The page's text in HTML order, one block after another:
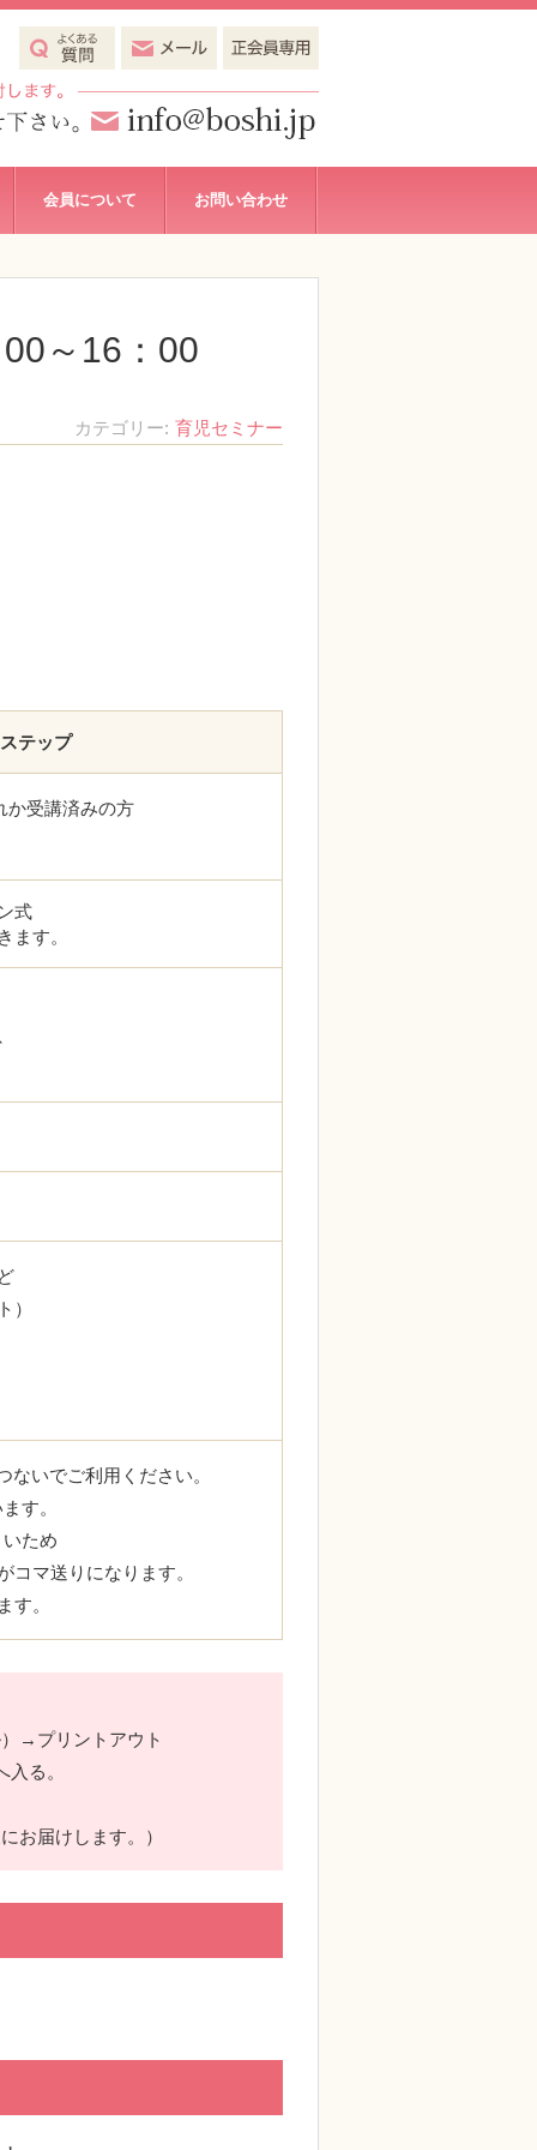
会員について お問い合わせ
～16：00
カテゴリー 育児セミナー
テップ
か受講済みの方
式
ます。
）
いでご利用ください。
す。
ため
コマ送りになります。
す。
→プリントアウト
る。
お届けします。）